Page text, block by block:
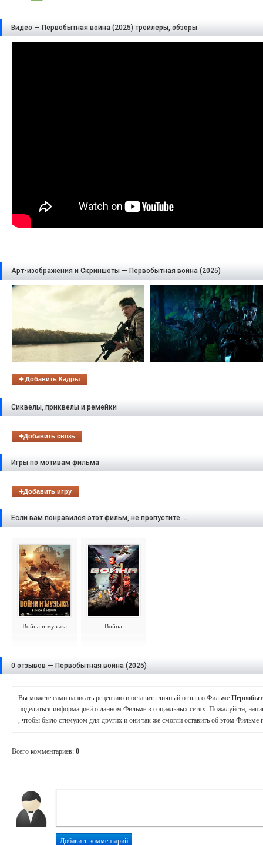
Видео — Первобытная война (2025) трейлеры, обзоры
Арт-изображения и Скриншоты — Первобытная война (2025)
➕ Добавить Кадры
Сиквелы, приквелы и ремейки
➕Добавить связь
Игры по мотивам фильма
➕Добавить игру
Если вам понравился этот фильм, не пропустите ...
Война и музыка Война
0 отзывов — Первобытная война (2025)
Вы можете сами написать рецензию и оставить личный отзыв о Фильме
поделиться информацией о данном Фильме в социальных сетях. Пожалуйста,
, чтобы было стимулом для других и они так же смогли оставить об этом
Всего комментариев: 0